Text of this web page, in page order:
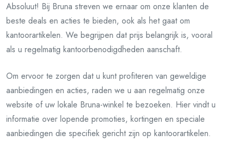
Absoluut! Bij Bruna streven we ernaar om onze klanten de
beste deals en acties te bieden, ook als het gaat om
kantoorartikelen. We begrijpen dat prijs belangrijk is, vooral
als u regelmatig kantoorbenodigdheden aanschaft.
Om ervoor te zorgen dat u kunt profiteren van geweldige
aanbiedingen en acties, raden we u aan regelmatig onze
website of uw lokale Bruna-winkel te bezoeken. Hier vindt u
informatie over lopende promoties, kortingen en speciale
aanbiedingen die specifiek gericht zijn op kantoorartikelen.